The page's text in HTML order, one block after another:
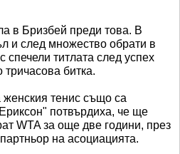
в Бризбей преди това. В
и след множество обрати в
спечели титлата след успех
битка.
женския тенис също са
потвърдиха, че ще
WTA за още две години, през
на асоциацията.